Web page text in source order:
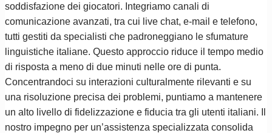
soddisfazione dei giocatori. Integriamo canali di
comunicazione avanzati, tra cui live chat, e-mail e telefono,
tutti gestiti da specialisti che padroneggiano le sfumature
linguistiche italiane. Questo approccio riduce il tempo medio
di risposta a meno di due minuti nelle ore di punta.
Concentrandoci su interazioni culturalmente rilevanti e su
una risoluzione precisa dei problemi, puntiamo a mantenere
un alto livello di fidelizzazione e fiducia tra gli utenti italiani. Il
nostro impegno per un’assistenza specializzata consolida